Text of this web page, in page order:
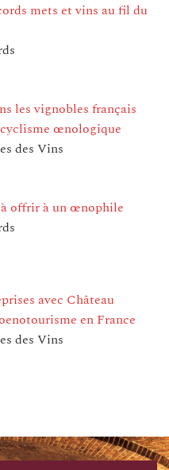
mets et vins au fil du
les vignobles français
œnologique
des Vins
à offrir à un œnophile
avec Château
en France
des Vins